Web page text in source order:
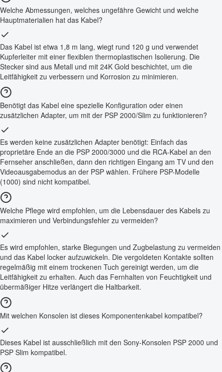
Welche Abmessungen, welches ungefähre Gewicht und welche
Hauptmaterialien hat das Kabel?
Das Kabel ist etwa 1,8 m lang, wiegt rund 120 g und verwendet
Kupferleiter mit einer flexiblen thermoplastischen Isolierung. Die
Stecker sind aus Metall und mit 24K Gold beschichtet, um die
Leitfähigkeit zu verbessern und Korrosion zu minimieren.
Benötigt das Kabel eine spezielle Konfiguration oder einen
zusätzlichen Adapter, um mit der PSP 2000/Slim zu funktionieren?
Es werden keine zusätzlichen Adapter benötigt: Einfach das
proprietäre Ende an die PSP 2000/3000 und die RCA-Kabel an den
Fernseher anschließen, dann den richtigen Eingang am TV und den
Videoausgabemodus an der PSP wählen. Frühere PSP-Modelle
(1000) sind nicht kompatibel.
Welche Pflege wird empfohlen, um die Lebensdauer des Kabels zu
maximieren und Verbindungsfehler zu vermeiden?
Es wird empfohlen, starke Biegungen und Zugbelastung zu vermeiden
und das Kabel locker aufzuwickeln. Die vergoldeten Kontakte sollten
regelmäßig mit einem trockenen Tuch gereinigt werden, um die
Leitfähigkeit zu erhalten. Auch das Fernhalten von Feuchtigkeit und
übermäßiger Hitze verlängert die Haltbarkeit.
Mit welchen Konsolen ist dieses Komponentenkabel kompatibel?
Dieses Kabel ist ausschließlich mit den Sony-Konsolen PSP 2000 und
PSP Slim kompatibel.